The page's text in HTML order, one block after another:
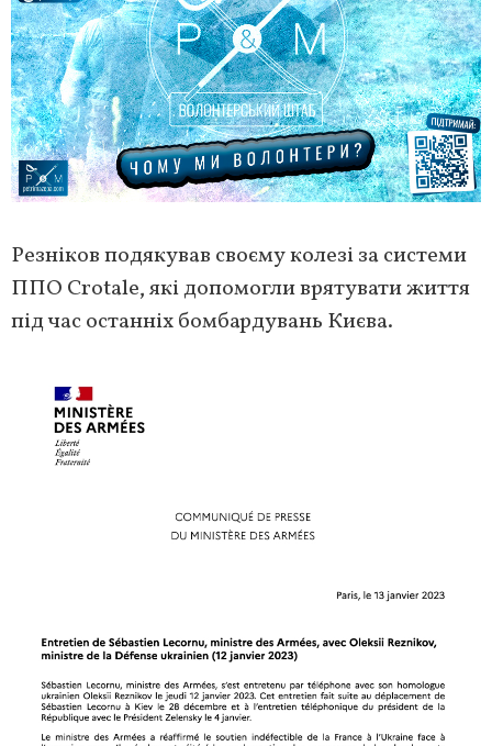
Резніков подякував своєму колезі за системи
ППО Crotale, які допомогли врятувати життя
під час останніх бомбардувань Києва.